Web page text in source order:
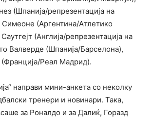
(Шпанија/репрезентација на
Симеоне (Аргентина/Атлетико
(Англија/репрезентација на
Валверде (Шпанија/Барселона),
Реал Мадрид).
направи мини-анкета со неколку
тренери и новинари. Така,
за Роналдо и за Далиќ, Горазд